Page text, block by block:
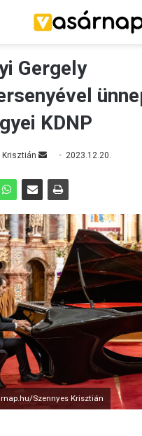
Gergely
KDNP
Krisztián
a
n
e
m
a
i
l
2023.12.20.
Szennyes Krisztián